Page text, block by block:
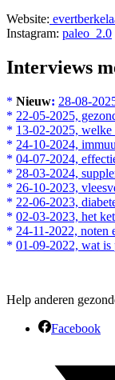
Website:
Instagram: paleo_2.0
Interviews
* Nieuw: 28-08-
* 22-05-2025,
* 13-02-2025, welke
* 24-10-2024,
* 04-07-2024,
* 28-03-2024,
* 26-10-2023,
* 22-06-2023,
* 02-03-2023, het
* 24-11-2022, noten
* 01-09-2022, wat
Help anderen
Facebook